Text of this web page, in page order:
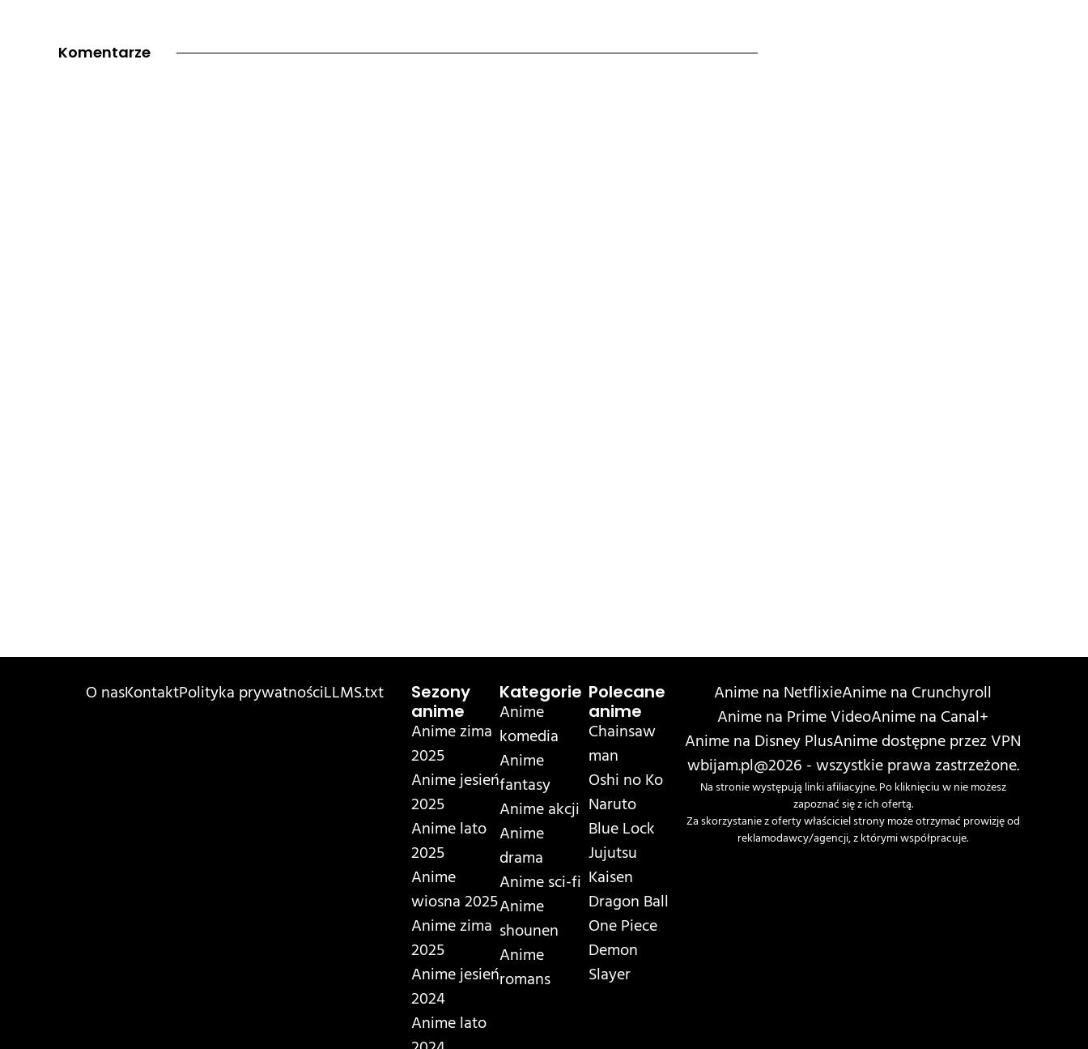
Komentarze
O nasKontaktPolityka prywatnościLLMS.txt
Sezony
anime
Anime zima
2025
Anime jesień
2025
Anime lato
2025
Anime
wiosna 2025
Anime zima
2025
Anime jesień
2024
Anime lato
Kategorie
Anime
komedia
Anime
fantasy
Anime akcji
Anime
drama
Anime sci-fi
Anime
shounen
Anime
romans
Polecane
anime
Chainsaw
man
Oshi no Ko
Naruto
Blue Lock
Jujutsu
Kaisen
Dragon Ball
One Piece
Demon
Slayer
Anime na NetflixieAnime na Crunchyroll
Anime na Prime VideoAnime na Canal+
Anime na Disney PlusAnime dostępne przez VPN
wbijam.pl@2026 - wszystkie prawa zastrzeżone.
Na stronie występują linki afiliacyjne. Po kliknięciu w nie możesz
zapoznać się z ich ofertą.
Za skorzystanie z oferty właściciel strony może otrzymać prowizję od
reklamodawcy/agencji, z którymi współpracuje.